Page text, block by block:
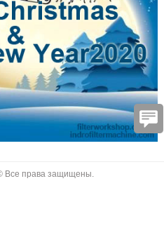
Все права защищены.